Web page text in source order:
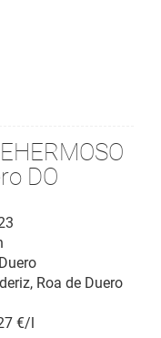
DO
Roa de Duero
€/l